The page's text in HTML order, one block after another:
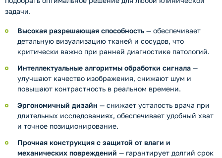
задачи.
Высокая разрешающая способность— обеспечивает
детальную визуализацию тканей и сосудов, что
критически важно при ранней диагностике патологий.
Интеллектуальные алгоритмы обработки сигнала —
улучшают качество изображения, снижают шум и
повышают контрастность в реальном времени.
Эргономичный дизайн — снижает усталость врача при
длительных исследованиях, обеспечивает удобный хват
и точное позиционирование.
Прочная конструкция с защитой от влаги и
механических повреждений — гарантирует долгий срок